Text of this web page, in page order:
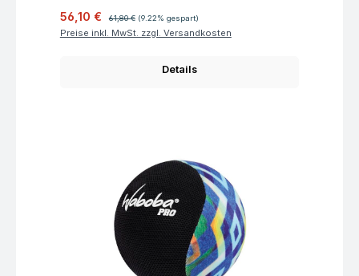
Verkaufspreis:
56,10 € Regulärer Preis:
61,80 € (9.22% gespart)
Preise inkl. MwSt. zzgl. Versandkosten
Details